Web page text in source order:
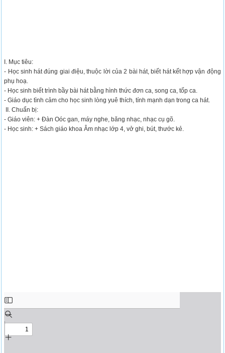
I. Mục tiêu:
- Học sinh hát đúng giai điệu, thuộc lời của 2 bài hát, biết hát kết hợp vận động
phụ hoạ.
- Học sinh biết trình bầy bài hát bằng hình thức đơn ca, song ca, tốp ca.
- Giáo dục tình cảm cho học sinh lòng yuê thích, tính mạnh dạn trong ca hát.
II. Chuẩn bị:
- Giáo viên: + Đàn Oóc gan, máy nghe, băng nhạc, nhạc cụ gõ.
- Học sinh: + Sách giáo khoa Âm nhạc lớp 4, vở ghi, bút, thước kẻ.